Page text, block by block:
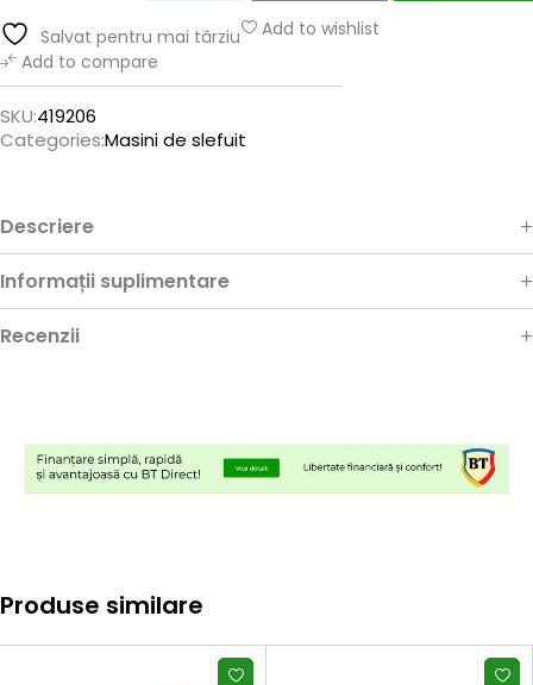
Salvat pentru mai târziu
Add to wishlist
Add to compare
SKU:419206
Categories:Masini de slefuit
Descriere
Informații suplimentare
Recenzii
Produse similare